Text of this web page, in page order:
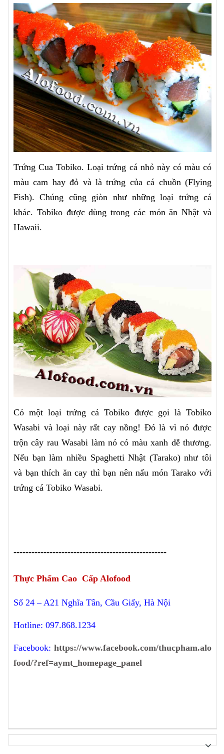
Trứng Cua Tobiko. Loại trứng cá nhỏ này có màu có
màu cam hay đỏ và là trứng của cá chuồn (Flying
Fish). Chúng cũng giòn như những loại trứng cá
khác. Tobiko được dùng trong các món ăn Nhật và
Hawaii.
Có một loại trứng cá Tobiko được gọi là Tobiko
Wasabi và loại này rất cay nồng! Đó là vì nó được
trộn cây rau Wasabi làm nó có màu xanh dễ thương.
Nếu bạn làm nhiều Spaghetti Nhật (Tarako) như tôi
và bạn thích ăn cay thì bạn nên nấu món Tarako với
trứng cá Tobiko Wasabi.
---------------------------------------------------
Thực Phẩm Cao Cấp Alofood
Số 24 – A21 Nghĩa Tân, Cầu Giấy, Hà Nội
Hotline: 097.868.1234
Facebook: https://www.facebook.com/thucpham.alo
food/?ref=aymt_homepage_panel